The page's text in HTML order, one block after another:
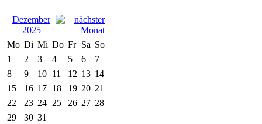
Dezember
2025
Mo Di Mi Do Fr Sa So
1
2 3 4 5 6
7
8
9 10 11 12 13 14
15
16 17 18 19 20 21
22
23 24 25 26 27 28
29
30 31